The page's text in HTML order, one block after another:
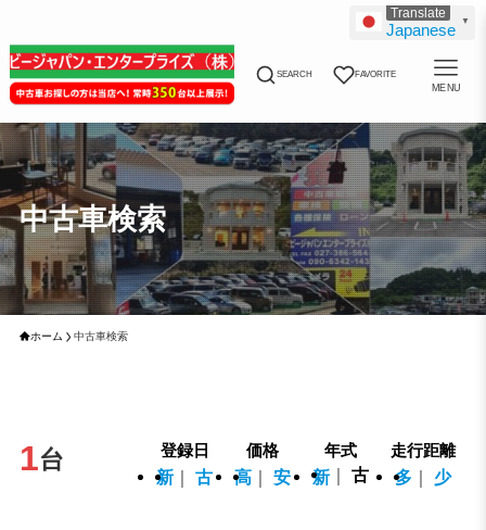
SEARCH FAVORITE
MENU
中古車検索
ホーム 中古車検索
1 登録日
新 古
価格
高 安
年式
新 古
走行距離
多 少
Japanese ▼